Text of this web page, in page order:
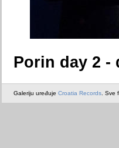
Porin day 2 -
Galeriju uređuje Croatia Records .